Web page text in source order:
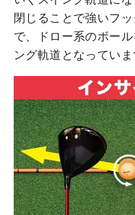
閉じることで強いフ
で、ドロー系のボー
ング軌道となっていま